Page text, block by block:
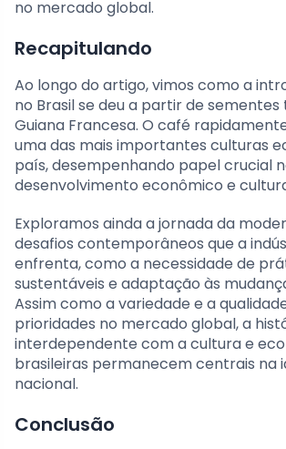
no mercado global.
Recapitulando
Ao longo do artigo, vimos como a
no Brasil se deu a partir de sementes
Guiana Francesa. O café
uma das mais importantes culturas
país, desempenhando papel crucial
desenvolvimento econômico e
Exploramos ainda a jornada da
desafios contemporâneos que a
enfrenta, como a necessidade de
sustentáveis e adaptação às
Assim como a variedade e a
prioridades no mercado global, a
interdependente com a cultura e
brasileiras permanecem centrais na
nacional.
Conclusão